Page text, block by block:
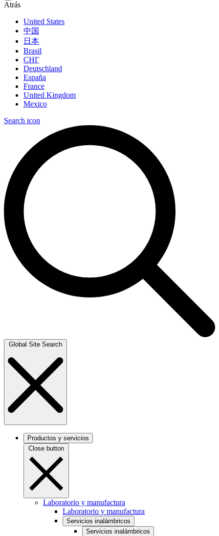
Atrás
United States
中国
日本
Brasil
СНГ
Deutschland
España
France
United Kingdom
Mexico
Search icon
Global Site Search
Productos y servicios
Close button
Laboratorio y manufactura
Laboratorio y manufactura
Servicios inalámbricos
Servicios inalámbricos